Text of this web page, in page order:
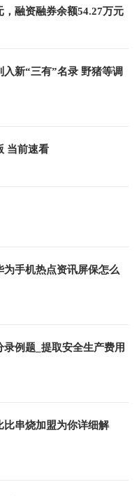
融资融券余额54.27万元
新“三有”名录 野猪等调
当前速看
手机热点资讯屏保怎么
例题_提取安全生产费用
比串烧加盟为你详细解